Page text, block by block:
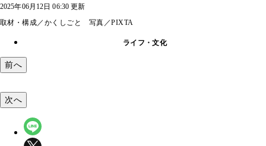
2025年06月12日 06:30 更新
取材・構成／かくしごと 写真／PIXTA
ライフ・文化
前へ
次へ